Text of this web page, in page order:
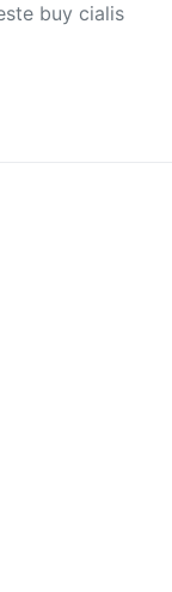
buy cialis